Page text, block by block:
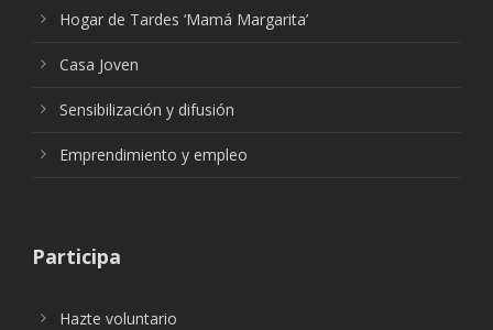
Hogar de Tardes ‘Mamá Margarita’
Casa Joven
Sensibilización y difusión
Emprendimiento y empleo
Participa
Hazte voluntario